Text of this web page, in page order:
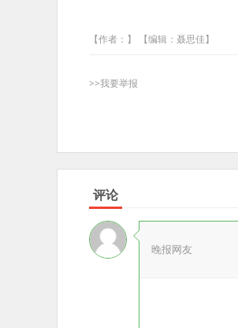
【作者：】 【编辑：聂思佳】
>>我要举报
评论
晚报网友